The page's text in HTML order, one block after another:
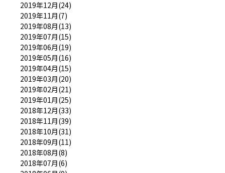
2019年12月(24)
2019年11月(7)
2019年08月(13)
2019年07月(15)
2019年06月(19)
2019年05月(16)
2019年04月(15)
2019年03月(20)
2019年02月(21)
2019年01月(25)
2018年12月(33)
2018年11月(39)
2018年10月(31)
2018年09月(11)
2018年08月(8)
2018年07月(6)